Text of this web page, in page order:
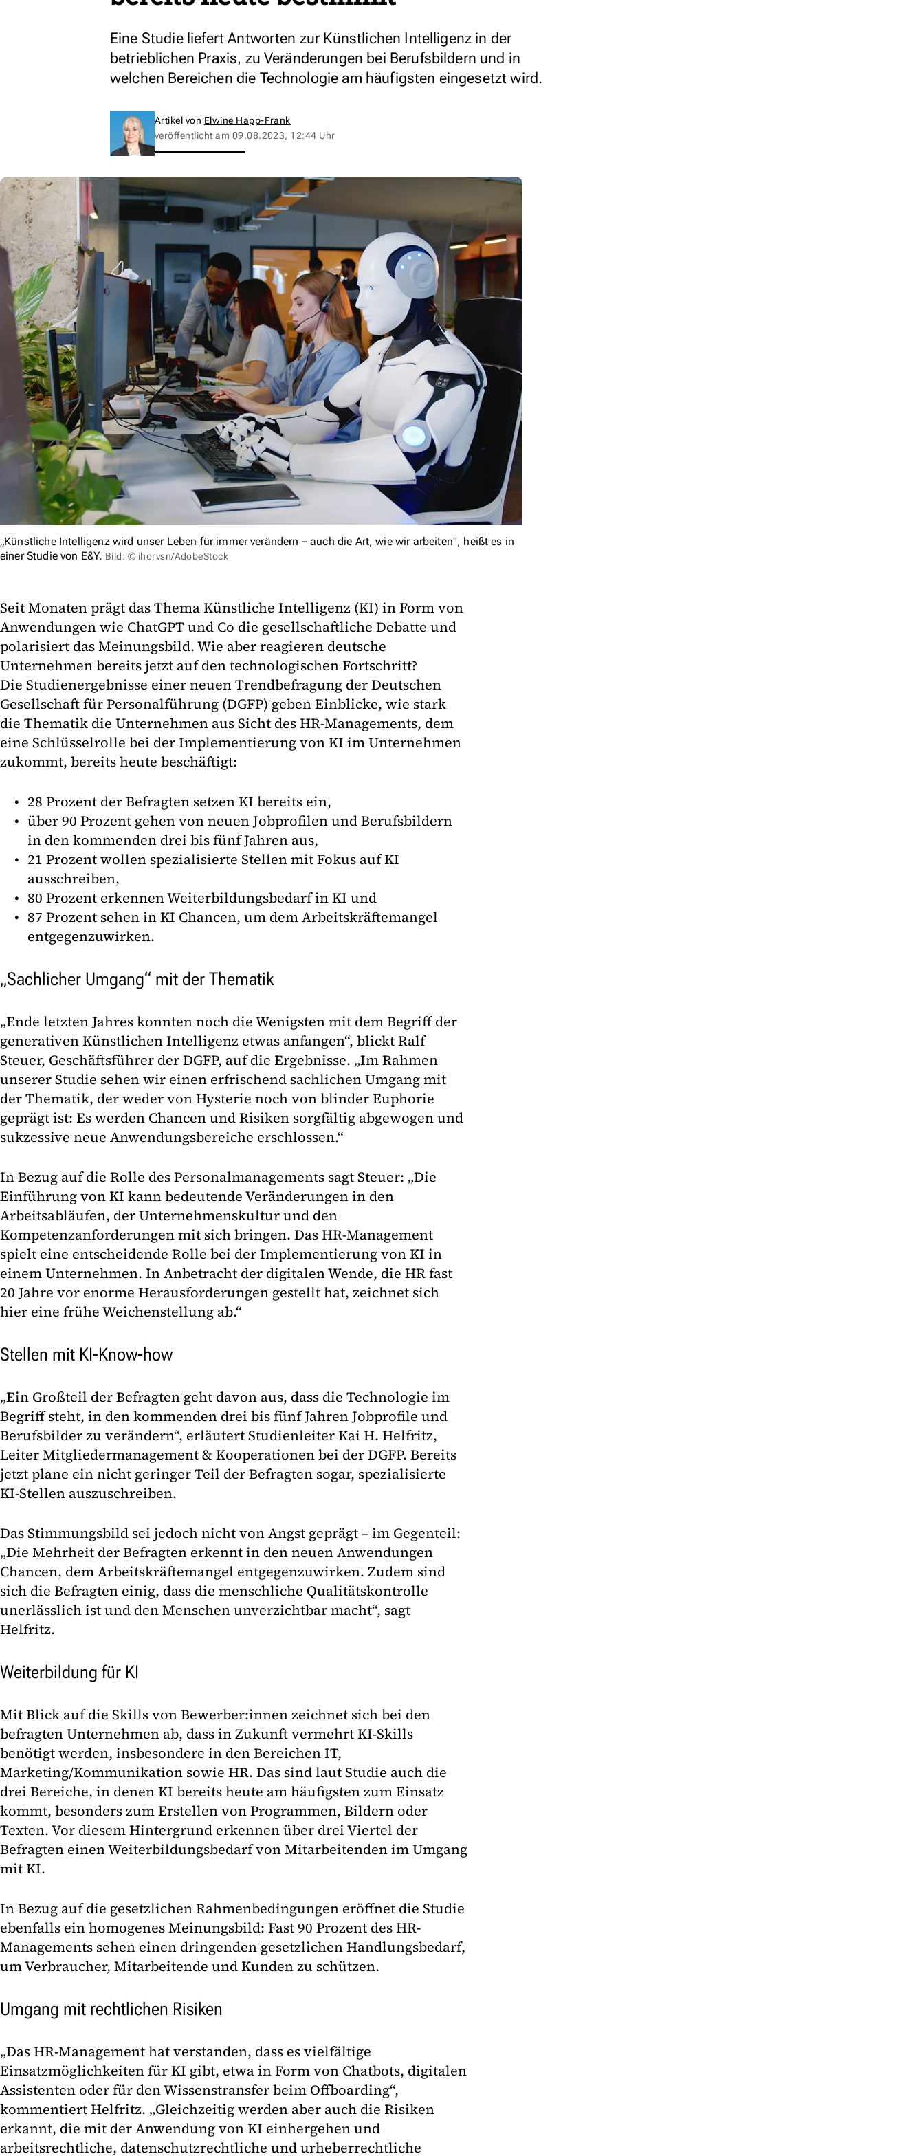
Eine Studie liefert Antworten zur Künstlichen Intelligenz in der
betrieblichen Praxis, zu Veränderungen bei Berufsbildern und in
welchen Bereichen die Technologie am häufigsten eingesetzt wird.
Artikel von Elwine Happ-Frank
veröffentlicht am 09.08.2023, 12:44 Uhr
„Künstliche Intelligenz wird unser Leben für immer verändern – auch die Art, wie wir arbeiten", heißt es in
einer Studie von E&Y. Bild: © ihorvsn/AdobeStock
Seit Monaten prägt das Thema Künstliche Intelligenz (KI) in Form von
Anwendungen wie ChatGPT und Co die gesellschaftliche Debatte und
polarisiert das Meinungsbild. Wie aber reagieren deutsche
Unternehmen bereits jetzt auf den technologischen Fortschritt?
Die Studienergebnisse einer neuen Trendbefragung der Deutschen
Gesellschaft für Personalführung (DGFP) geben Einblicke, wie stark
die Thematik die Unternehmen aus Sicht des HR-Managements, dem
eine Schlüsselrolle bei der Implementierung von KI im Unternehmen
zukommt, bereits heute beschäftigt:
28 Prozent der Befragten setzen KI bereits ein,
über 90 Prozent gehen von neuen Jobprofilen und Berufsbildern
in den kommenden drei bis fünf Jahren aus,
21 Prozent wollen spezialisierte Stellen mit Fokus auf KI
ausschreiben,
80 Prozent erkennen Weiterbildungsbedarf in KI und
87 Prozent sehen in KI Chancen, um dem Arbeitskräftemangel
entgegenzuwirken.
„Sachlicher Umgang“ mit der Thematik
„Ende letzten Jahres konnten noch die Wenigsten mit dem Begriff der
generativen Künstlichen Intelligenz etwas anfangen“, blickt Ralf
Steuer, Geschäftsführer der DGFP, auf die Ergebnisse. „Im Rahmen
unserer Studie sehen wir einen erfrischend sachlichen Umgang mit
der Thematik, der weder von Hysterie noch von blinder Euphorie
geprägt ist: Es werden Chancen und Risiken sorgfältig abgewogen und
sukzessive neue Anwendungsbereiche erschlossen.“
In Bezug auf die Rolle des Personalmanagements sagt Steuer: „Die
Einführung von KI kann bedeutende Veränderungen in den
Arbeitsabläufen, der Unternehmenskultur und den
Kompetenzanforderungen mit sich bringen. Das HR-Management
spielt eine entscheidende Rolle bei der Implementierung von KI in
einem Unternehmen. In Anbetracht der digitalen Wende, die HR fast
20 Jahre vor enorme Herausforderungen gestellt hat, zeichnet sich
hier eine frühe Weichenstellung ab.“
Stellen mit KI-Know-how
„Ein Großteil der Befragten geht davon aus, dass die Technologie im
Begriff steht, in den kommenden drei bis fünf Jahren Jobprofile und
Berufsbilder zu verändern“, erläutert Studienleiter Kai H. Helfritz,
Leiter Mitgliedermanagement & Kooperationen bei der DGFP. Bereits
jetzt plane ein nicht geringer Teil der Befragten sogar, spezialisierte
KI-Stellen auszuschreiben.
Das Stimmungsbild sei jedoch nicht von Angst geprägt – im Gegenteil:
„Die Mehrheit der Befragten erkennt in den neuen Anwendungen
Chancen, dem Arbeitskräftemangel entgegenzuwirken. Zudem sind
sich die Befragten einig, dass die menschliche Qualitätskontrolle
unerlässlich ist und den Menschen unverzichtbar macht“, sagt
Helfritz.
Weiterbildung für KI
Mit Blick auf die Skills von Bewerber:innen zeichnet sich bei den
befragten Unternehmen ab, dass in Zukunft vermehrt KI-Skills
benötigt werden, insbesondere in den Bereichen IT,
Marketing/Kommunikation sowie HR. Das sind laut Studie auch die
drei Bereiche, in denen KI bereits heute am häufigsten zum Einsatz
kommt, besonders zum Erstellen von Programmen, Bildern oder
Texten. Vor diesem Hintergrund erkennen über drei Viertel der
Befragten einen Weiterbildungsbedarf von Mitarbeitenden im Umgang
mit KI.
In Bezug auf die gesetzlichen Rahmenbedingungen eröffnet die Studie
ebenfalls ein homogenes Meinungsbild: Fast 90 Prozent des HR-
Managements sehen einen dringenden gesetzlichen Handlungsbedarf,
um Verbraucher, Mitarbeitende und Kunden zu schützen.
Umgang mit rechtlichen Risiken
„Das HR-Management hat verstanden, dass es vielfältige
Einsatzmöglichkeiten für KI gibt, etwa in Form von Chatbots, digitalen
Assistenten oder für den Wissenstransfer beim Offboarding“,
kommentiert Helfritz. „Gleichzeitig werden aber auch die Risiken
erkannt, die mit der Anwendung von KI einhergehen und
arbeitsrechtliche, datenschutzrechtliche und urheberrechtliche